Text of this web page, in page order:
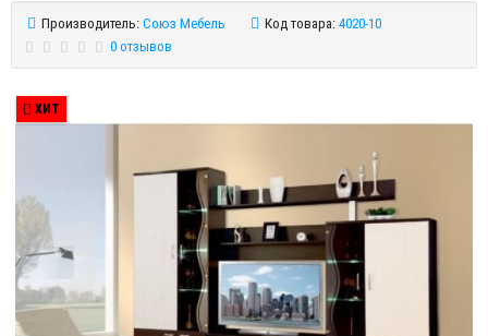
Производитель: Союз Мебель Код товара: 4020-10
0 отзывов
ХИТ